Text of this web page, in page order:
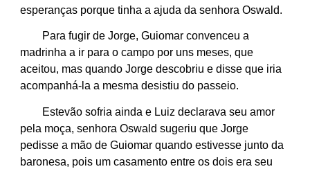
esperanças porque tinha a ajuda da senhora Oswald.
Para fugir de Jorge, Guiomar convenceu a
madrinha a ir para o campo por uns meses, que
aceitou, mas quando Jorge descobriu e disse que iria
acompanhá-la a mesma desistiu do passeio.
Estevão sofria ainda e Luiz declarava seu amor
pela moça, senhora Oswald sugeriu que Jorge
pedisse a mão de Guiomar quando estivesse junto da
baronesa, pois um casamento entre os dois era seu